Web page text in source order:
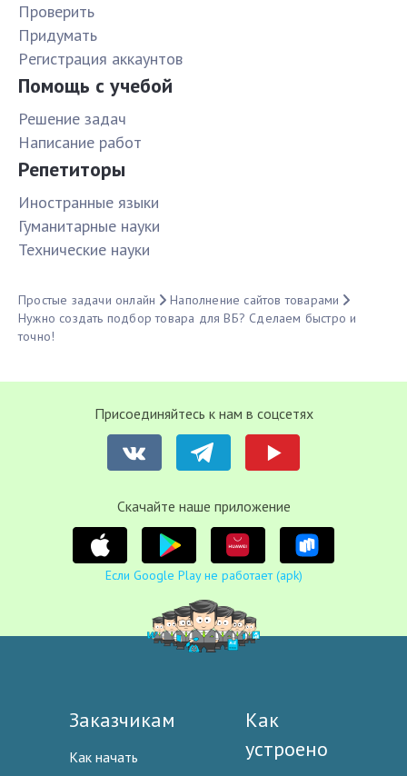
Проверить
Придумать
Pегистрация аккаунтов
Помощь с учебой
Решение задач
Написание работ
Репетиторы
Иностранные языки
Гуманитарные науки
Технические науки
Простые задачи онлайн
Наполнение сайтов товарами
Нужно создать подбор товара для ВБ? Сделаем быстро и
точно!
Присоединяйтесь к нам в соцсетях
Cкачайте наше приложение
Если Google Play не работает (apk)
Заказчикам
Как начать
Как
устроено